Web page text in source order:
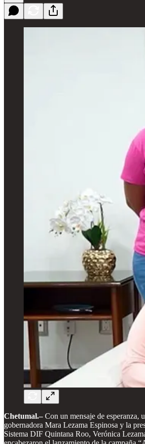
Chetumal.–Con un mensaje de esperanza,
gobernadora Mara Lezama Espinosa y la
Sistema DIF Quintana Roo, Verónica